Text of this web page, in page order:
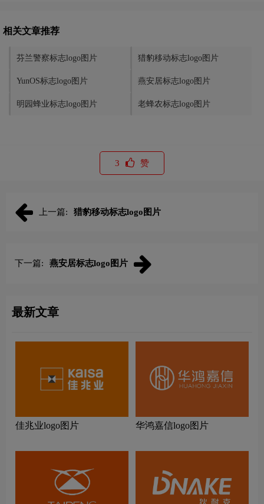
相关文章推荐
芬兰警察标志logo图片 猎豹移动标志logo图片
YunOS标志logo图片 燕安居标志logo图片
明园蜂业标志logo图片 老蜂农标志logo图片
3 赞
上一篇: 猎豹移动标志logo图片
下一篇: 燕安居标志logo图片
最新文章
佳兆业logo图片 华鸿嘉信logo图片